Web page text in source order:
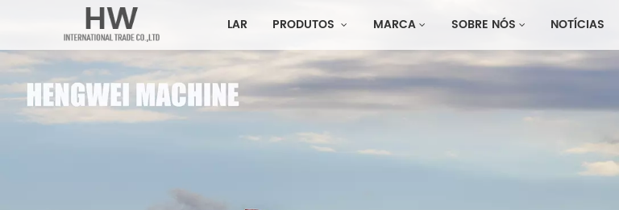
LAR PRODUTOS MARCA SOBRE NÓS NOTÍCIAS